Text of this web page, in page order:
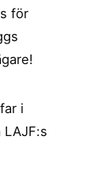
för
i